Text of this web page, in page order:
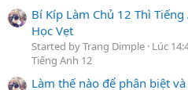
Bí Kíp Làm Chủ 12 Thì
Học Vẹt
Started by Trang Dimple Lúc
Tiếng Anh 12
Làm thế nào để phân biệt